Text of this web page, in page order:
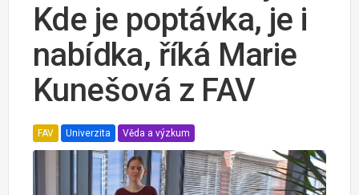
Kde je poptávka, je i
nabídka, říká Marie
Kunešová z FAV
FAV Univerzita Věda a výzkum